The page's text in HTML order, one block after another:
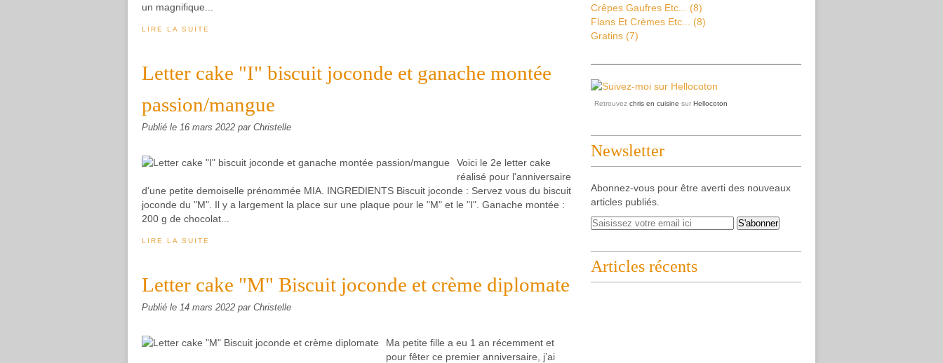
un magnifique...
LIRE LA SUITE
Letter cake "I" biscuit joconde et ganache montée
passion/mangue
Publié le 16 mars 2022 par Christelle
Voici le 2e letter cake
réalisé pour l'anniversaire
d'une petite demoiselle prénommée MIA. INGREDIENTS Biscuit joconde : Servez vous du biscuit
joconde du "M". Il y a largement la place sur une plaque pour le "M" et le "I". Ganache montée :
200 g de chocolat...
LIRE LA SUITE
Letter cake "M" Biscuit joconde et crème diplomate
Publié le 14 mars 2022 par Christelle
Ma petite fille a eu 1 an récemment et
pour fêter ce premier anniversaire, j’ai
Crêpes Gaufres Etc...
(8)
Flans Et Crèmes Etc...
(8)
Gratins (7)
Retrouvez chris en cuisine sur Hellocoton
Newsletter
Abonnez-vous pour être averti des nouveaux
articles publiés.
Articles récents